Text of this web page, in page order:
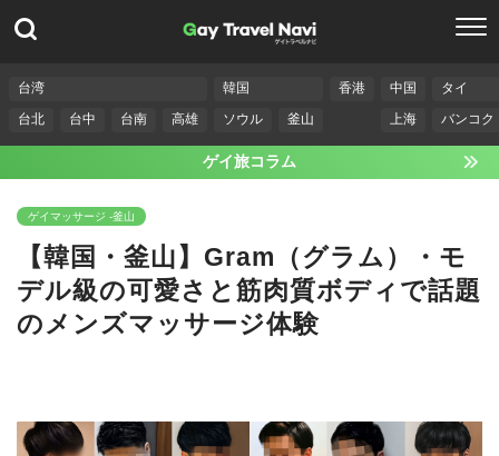
台湾
台北
台中 台南 高雄
韓国
ソウル
釜山
香港
中国
上海
タイ
バンコク
ゲイ旅コラム
ゲイマッサージ -釜山
【韓国・釜山】Gram（グラム）・モ
デル級の可愛さと筋肉質ボディで話題
のメンズマッサージ体験